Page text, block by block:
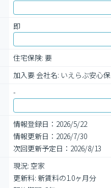
即
住宅保険: 要
加入要 会社名: いえらぶ安心
-
情報登録日：2026/5/22
情報更新日：2026/7/30
次回更新予定日：2026/8/13
現況: 空家
更新料: 新賃料の1.0ヶ月分